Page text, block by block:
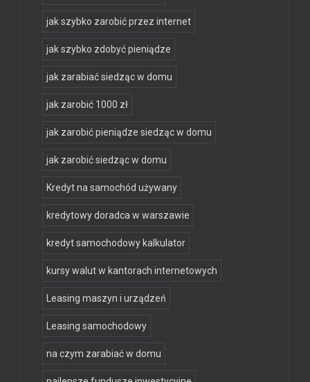
jak szybko zarobić przez internet
jak szybko zdobyć pieniądze
jak zarabiać siedząc w domu
jak zarobić 1000 zł
jak zarobić pieniądze siedząc w domu
jak zarobić siedząc w domu
Kredyt na samochód używany
kredytowy doradca w warszawie
kredyt samochodowy kalkulator
kursy walut w kantorach internetowych
Leasing maszyn i urządzeń
Leasing samochodowy
na czym zarabiać w domu